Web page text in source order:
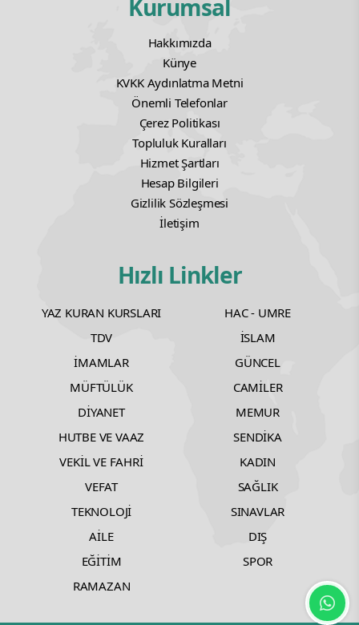
Kurumsal
Hakkımızda
Künye
KVKK Aydınlatma Metni
Önemli Telefonlar
Çerez Politikası
Topluluk Kuralları
Hizmet Şartları
Hesap Bilgileri
Gizlilik Sözleşmesi
İletişim
Hızlı Linkler
YAZ KURAN KURSLARI
HAC - UMRE
TDV
İSLAM
İMAMLAR
GÜNCEL
MÜFTÜLÜK
CAMİLER
DİYANET
MEMUR
HUTBE VE VAAZ
SENDİKA
VEKİL VE FAHRİ
KADIN
VEFAT
SAĞLIK
TEKNOLOJİ
SINAVLAR
AİLE
DIŞ
EĞİTİM
SPOR
RAMAZAN